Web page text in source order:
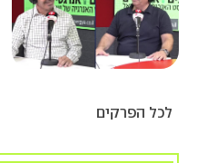
לכל הפרקים